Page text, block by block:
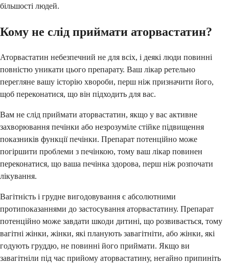
більшості людей.
Кому не слід приймати аторвастатин?
Аторвастатин небезпечний не для всіх, і деякі люди повинні
повністю уникати цього препарату. Ваш лікар ретельно
перегляне вашу історію хвороби, перш ніж призначити його,
щоб переконатися, що він підходить для вас.
Вам не слід приймати аторвастатин, якщо у вас активне
захворювання печінки або незрозуміле стійке підвищення
показників функції печінки. Препарат потенційно може
погіршити проблеми з печінкою, тому ваш лікар повинен
переконатися, що ваша печінка здорова, перш ніж розпочати
лікування.
Вагітність і грудне вигодовування є абсолютними
протипоказаннями до застосування аторвастатину. Препарат
потенційно може завдати шкоди дитині, що розвивається, тому
вагітні жінки, жінки, які планують завагітніти, або жінки, які
годують груддю, не повинні його приймати. Якщо ви
завагітніли під час прийому аторвастатину, негайно припиніть